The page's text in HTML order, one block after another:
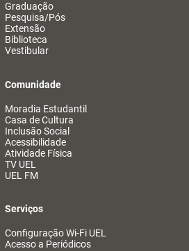
Graduação
Pesquisa/Pós
Extensão
Biblioteca
Vestibular
Comunidade
Moradia Estudantil
Casa de Cultura
Inclusão Social
Acessibilidade
Atividade Física
TV UEL
UEL FM
Serviços
Configuração Wi-Fi UEL
Acesso a Periódicos